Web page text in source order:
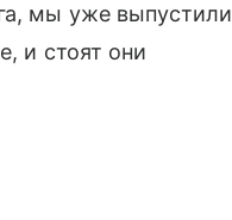
мы уже выпустили
и стоят они